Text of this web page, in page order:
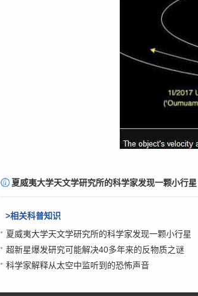
：
微
科
普
夏威夷大学天文学研究所的科学家发现一颗小行星
>相关科普知识
夏威夷大学天文学研究所的科学家发现一颗小行星
超新星爆发研究可能解决40多年来的反物质之谜
科学家解释从太空中监听到的恐怖声音